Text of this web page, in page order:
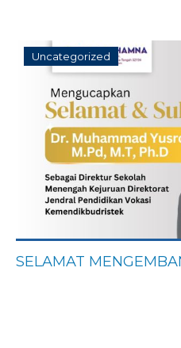
Uncategorized
SELAMAT